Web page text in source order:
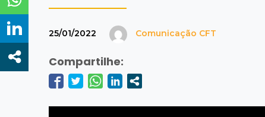
25/01/2022 Comunicação CFT
Compartilhe: